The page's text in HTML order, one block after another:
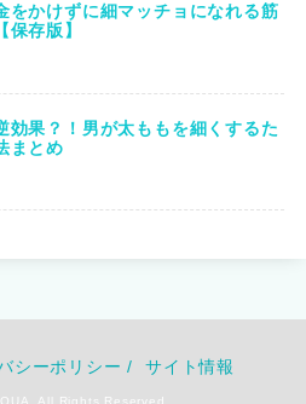
をかけずに細マッチョになれる筋
保存版】
効果？！男が太ももを細くするた
まとめ
シーポリシー / サイト情報
All Rights Reserved